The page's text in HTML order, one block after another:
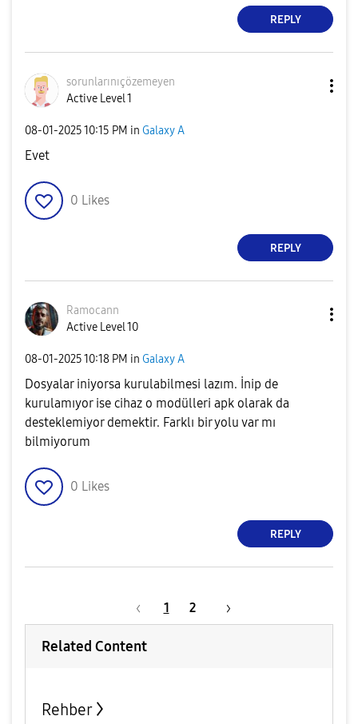
REPLY
sorunlarınıçözemeyen
Active Level 1
‎08-01-202510:15 PM in Galaxy A
Evet
0 Likes
REPLY
Ramocann
Active Level 10
‎08-01-202510:18 PM in Galaxy A
Dosyalar iniyorsa kurulabilmesi lazım. İnip de
kurulamıyor ise cihaz o modülleri apk olarak da
desteklemiyor demektir. Farklı bir yolu var mı
bilmiyorum
0 Likes
REPLY
1 2
Related Content
Rehber